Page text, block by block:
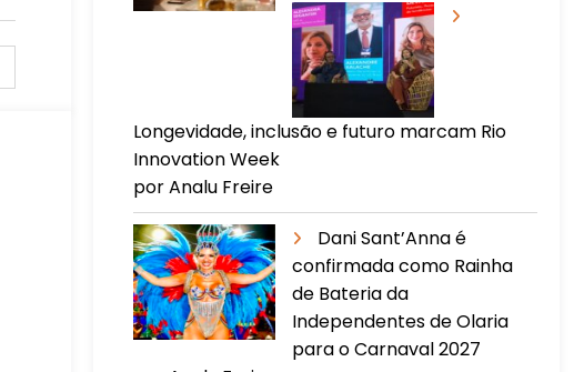
Longevidade, inclusão e futuro marcam Rio
Innovation Week
por Analu Freire
Dani Sant’Anna é
confirmada como Rainha
de Bateria da
Independentes de Olaria
para o Carnaval 2027